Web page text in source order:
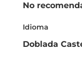
No
Idioma
Doblada